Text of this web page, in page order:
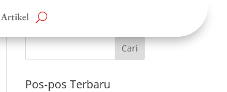
Artikel
Pos-pos Terbaru